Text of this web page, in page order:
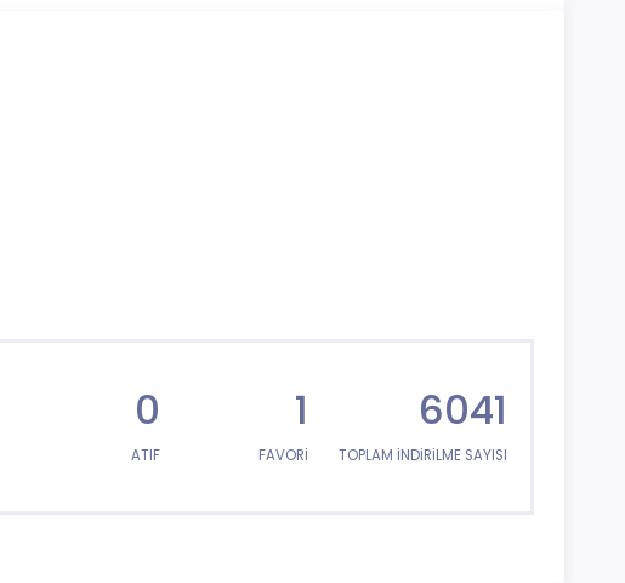
0
ATIF
1
FAVORİ
6041
TOPLAM İNDİRİLME SAYISI